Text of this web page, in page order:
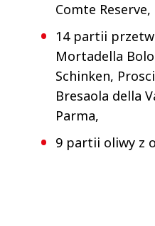
Comte
14 partii
Mortadella
Schinken,
Bresaola della
Parma,
9 partii oliwy z